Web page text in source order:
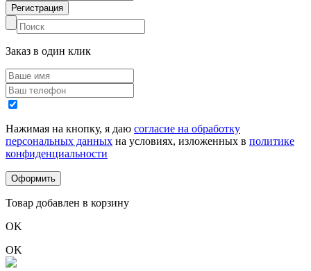
Заказ в один клик
Нажимая на кнопку, я даю согласие на обработку
персональных данных на условиях, изложенных в политике
конфиденциальности
Товар добавлен в корзину
OK
OK